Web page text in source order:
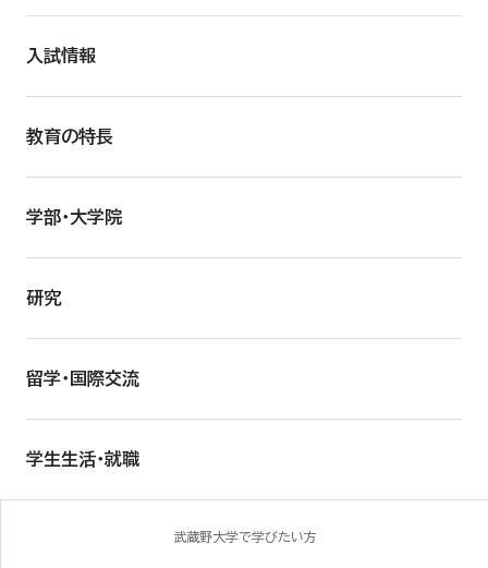
入試情報
教育の特長
学部・大学院
研究
留学・国際交流
学生生活・就職
武蔵野大学で学びたい方